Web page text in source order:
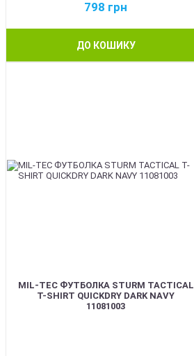
798 грн
ДО КОШИКУ
MIL-TEC ФУТБОЛКА STURM TACTICAL
T-SHIRT QUICKDRY DARK NAVY
11081003